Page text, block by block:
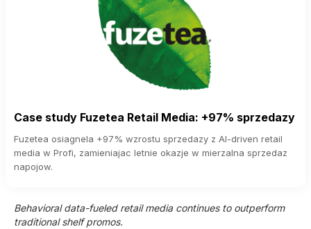
Case study Fuzetea Retail Media: +97% sprzedazy
Fuzetea osiagnela +97% wzrostu sprzedazy z AI-driven retail
media w Profi, zamieniajac letnie okazje w mierzalna sprzedaz
napojow.
Behavioral data-fueled retail media continues to outperform
traditional shelf promos.